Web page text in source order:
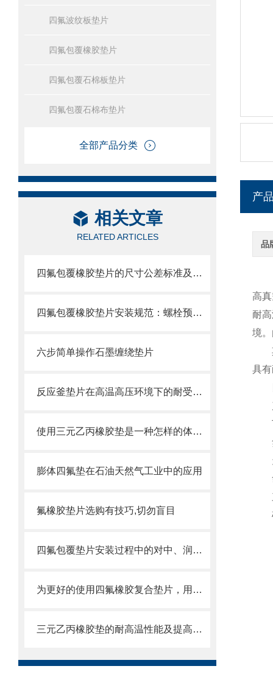
四氟波纹板垫片
四氟包覆橡胶垫片
四氟包覆石棉板垫片
四氟包覆石棉布垫片
全部产品分类
相关文章
RELATED ARTICLES
四氟包覆橡胶垫片的尺寸公差标准及加工精度控制
四氟包覆橡胶垫片安装规范：螺栓预紧力控制与防止过度压缩导致长久变形
六步简单操作石墨缠绕垫片
反应釜垫片在高温高压环境下的耐受能力如何？
使用三元乙丙橡胶垫是一种怎样的体验？
膨体四氟垫在石油天然气工业中的应用
氟橡胶垫片选购有技巧,切勿盲目
四氟包覆垫片安装过程中的对中、润滑与扭矩控制​
为更好的使用四氟橡胶复合垫片，用户需掌握这些知识
三元乙丙橡胶垫的耐高温性能及提高方法
产
品
高
耐
境
其
具
产
丁
氟
天
氯
三
硅